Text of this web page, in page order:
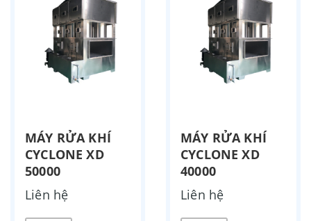
MÁY RỬA KHÍ
CYCLONE XD
50000
Liên hệ
MÁY RỬA KHÍ
CYCLONE XD
40000
Liên hệ